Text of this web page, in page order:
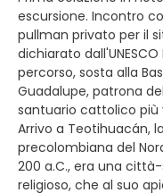
escursione. Incontro
pullman privato per il
dichiarato
percorso, sosta alla
Guadalupe, patrona
santuario cattolico più
Arrivo a Teotihuacán,
precolombiana del
200 a.C., era una
religioso, che al suo